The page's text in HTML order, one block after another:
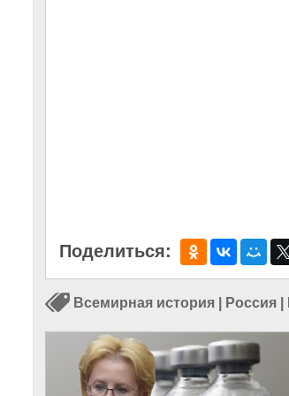
Поделиться:
Всемирная история Россия